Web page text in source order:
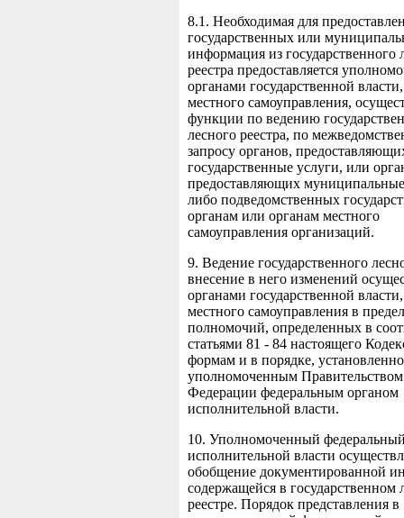
8.1. Необходимая для
государственных или
информация из государственного
реестра предоставляется
органами государственной
местного самоуправления,
функции по ведению
лесного реестра, по
запросу органов,
государственные услуги, или
предоставляющих
либо подведомственных
органам или органам местного
самоуправления организаций.
9. Ведение государственного
внесение в него изменений
органами государственной
местного самоуправления в
полномочий, определенных в
статьями 81 - 84 настоящего
формам и в порядке,
уполномоченным
Федерации федеральным органом
исполнительной власти.
10. Уполномоченный
исполнительной власти
обобщение документированной
содержащейся в государственном
реестре. Порядок представления в